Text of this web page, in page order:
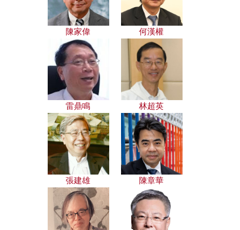
陳家偉 何漢權
雷鼎鳴 林超英
張建雄 陳章華